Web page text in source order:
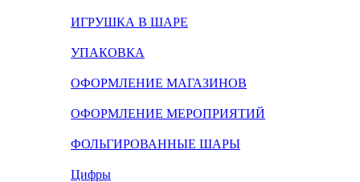
ИГРУШКА В ШАРЕ
УПАКОВКА
ОФОРМЛЕНИЕ МАГАЗИНОВ
ОФОРМЛЕНИЕ МЕРОПРИЯТИЙ
ФОЛЬГИРОВАННЫЕ ШАРЫ
Цифры